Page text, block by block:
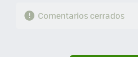
Comentarios cerrados